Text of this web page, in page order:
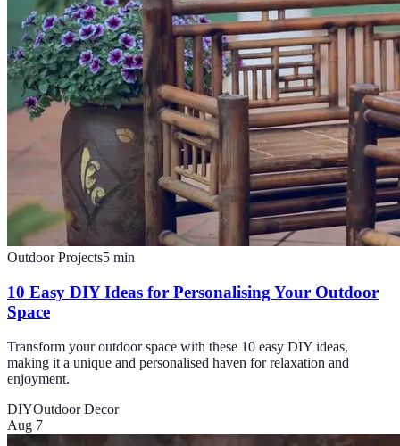
Outdoor Projects5 min
10 Easy DIY Ideas for Personalising Your Outdoor
Space
Transform your outdoor space with these 10 easy DIY ideas,
making it a unique and personalised haven for relaxation and
enjoyment.
DIYOutdoor Decor
Aug 7